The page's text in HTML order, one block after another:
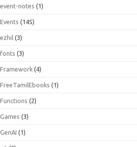
event-notes (1)
Events (145)
ezhil (3)
fonts (3)
Framework (4)
FreeTamilEbooks (1)
Functions (2)
Games (3)
GenAI (1)